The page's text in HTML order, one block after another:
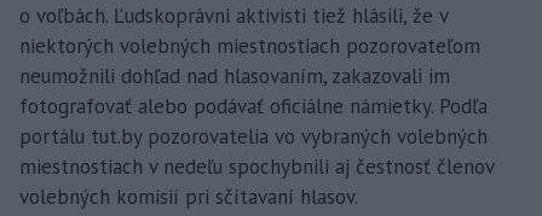
o voľbách. Ľudskoprávni aktivisti tiež hlásili, že v
niektorých volebných miestnostiach pozorovateľom
neumožnili dohľad nad hlasovaním, zakazovali im
fotografovať alebo podávať oficiálne námietky. Podľa
portálu tut.by pozorovatelia vo vybraných volebných
miestnostiach v nedeľu spochybnili aj čestnosť členov
volebných komisií pri sčítavaní hlasov.